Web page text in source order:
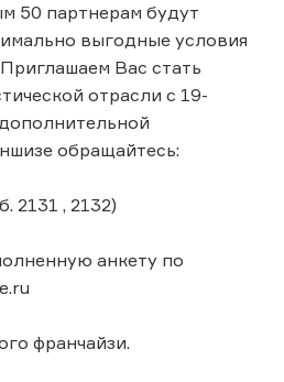
50 партнерам будут
выгодные условия
Вас стать
отрасли с 19-
обращайтесь:
2131 , 2132)
анкету по
франчайзи.